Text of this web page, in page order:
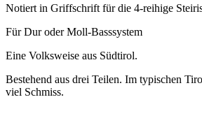
Notiert in Griffschrift für die 4-reihige
Für Dur oder Moll-Basssystem
Eine Volksweise aus Südtirol.
Bestehend aus drei Teilen. Im typischen
viel Schmiss.